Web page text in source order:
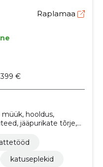
Raplamaa
€
hooldus,
jääpurikate tõrje,
paigaldus
katuseplekid